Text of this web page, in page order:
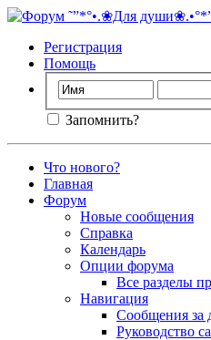
Регистрация
Помощь
Запомнить?
Что нового?
Главная
Форум
Новые сообщения
Справка
Календарь
Опции форума
Все разделы
Навигация
Сообщения за
Руководство